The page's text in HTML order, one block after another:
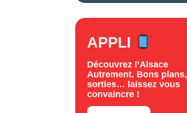
APPLI
Découvrez l’Alsace
Autrement. Bons plans,
sorties… laissez vous
convaincre !